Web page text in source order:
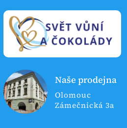
Naše prodejna
Olomouc
Zámečnická 3a